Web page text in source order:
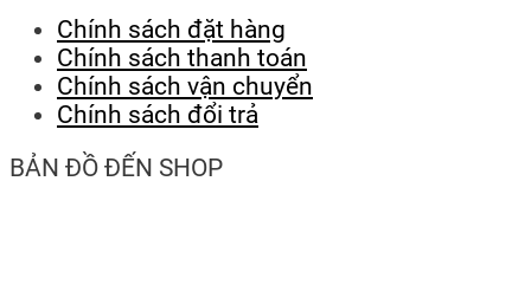
Chính sách đặt hàng
Chính sách thanh toán
Chính sách vận chuyển
Chính sách đổi trả
BẢN ĐỒ ĐẾN SHOP